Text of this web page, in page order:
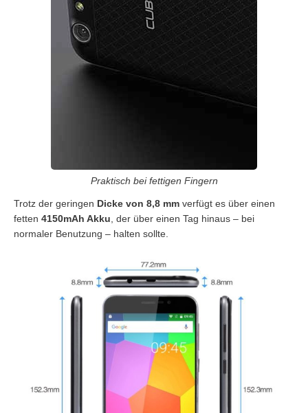
Praktisch bei fettigen Fingern
Trotz der geringen Dicke von 8,8 mm verfügt es über einen
fetten 4150mAh Akku, der über einen Tag hinaus – bei
normaler Benutzung – halten sollte.